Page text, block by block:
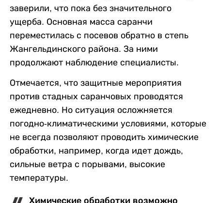
заверили, что пока без значительного
ущерба. Основная масса саранчи
переместилась с посевов обратно в степь
Жангельдинского района. За ними
продолжают наблюдение специалисты.
Отмечается, что защитные мероприятия
против стадных саранчовых проводятся
ежедневно. Но ситуация осложняется
погодно-климатическими условиями, которые
не всегда позволяют проводить химические
обработки, например, когда идет дождь,
сильные ветра с порывами, высокие
температуры.
Химические обработки возможно